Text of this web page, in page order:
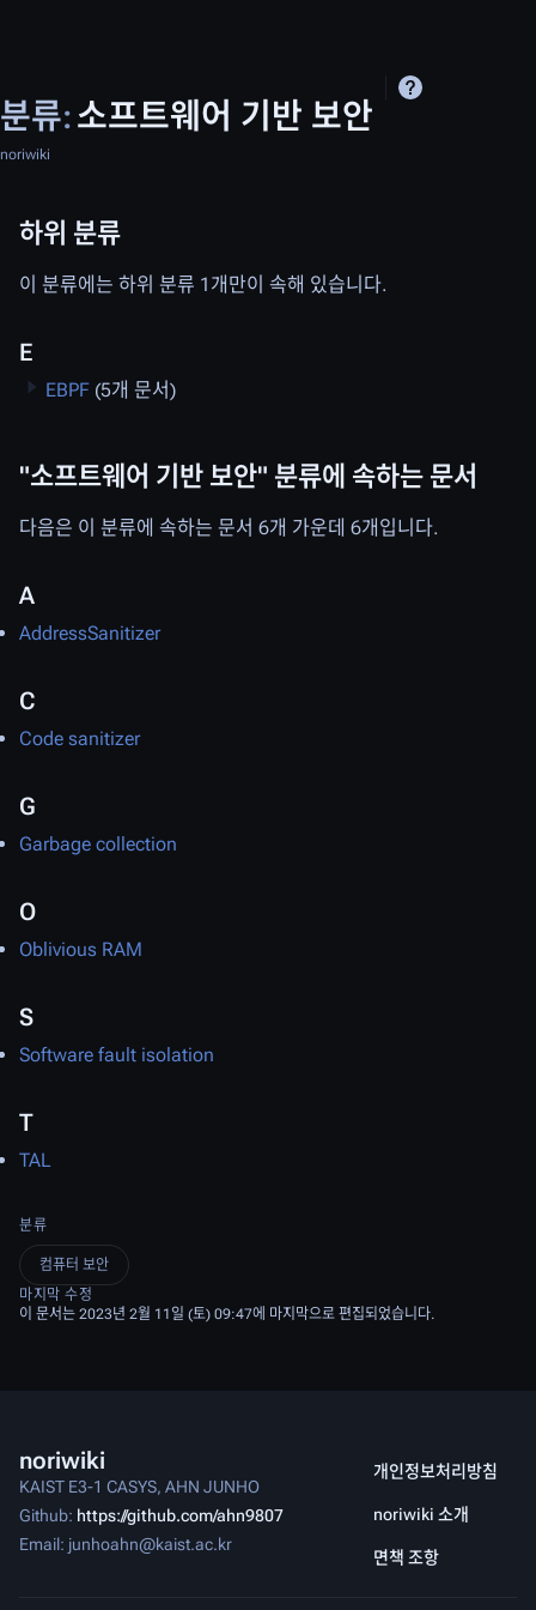
분류:소프트웨어 기반 보안
noriwiki
하위 분류
이 분류에는 하위 분류 1개만이 속해 있습니다.
E
EBPF (5개 문서)
"소프트웨어 기반 보안" 분류에 속하는 문서
다음은 이 분류에 속하는 문서 6개 가운데 6개입니다.
A
AddressSanitizer
C
Code sanitizer
G
Garbage collection
O
Oblivious RAM
S
Software fault isolation
T
TAL
분류
컴퓨터 보안
마지막 수정
이 문서는 2023년 2월 11일 (토) 09:47에 마지막으로 편집되었습니다.
noriwiki
KAIST E3-1 CASYS, AHN JUNHO
Github: https://github.com/ahn9807
Email: junhoahn@kaist.ac.kr
개인정보처리방침
noriwiki 소개
면책 조항